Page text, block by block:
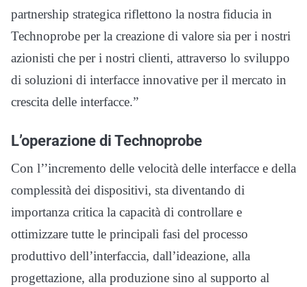
partnership strategica riflettono la nostra fiducia in
Technoprobe per la creazione di valore sia per i nostri
azionisti che per i nostri clienti, attraverso lo sviluppo
di soluzioni di interfacce innovative per il mercato in
crescita delle interfacce.”
L’operazione di Technoprobe
Con l’’incremento delle velocità delle interfacce e della
complessità dei dispositivi, sta diventando di
importanza critica la capacità di controllare e
ottimizzare tutte le principali fasi del processo
produttivo dell’interfaccia, dall’ideazione, alla
progettazione, alla produzione sino al supporto al